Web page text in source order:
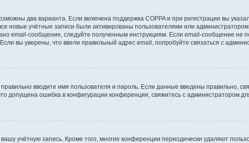
два варианта. Если включена поддержка COPPA и при регистрации вы
новые учётные записи были активированы пользователями или администратором
email-сообщение, следуйте полученным инструкциям. Если email-сообщение не
вы уверены, что ввели правильный адрес email, попробуйте связаться с
вводите имя пользователя и пароль. Если данные введены правильно,
допущена ошибка в конфигурации конференции, свяжитесь с администратором
учётную запись. Кроме того, многие конференции периодически удаляют